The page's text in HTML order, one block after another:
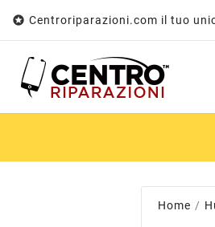
 Centroriparazioni.com il tuo
Home